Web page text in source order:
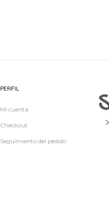
PERFIL
Mi cuenta
Checkout
Seguimiento del pedido